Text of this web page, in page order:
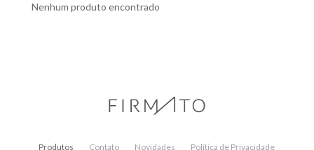
Nenhum produto encontrado
Produtos Contato Novidades
Política de Privacidade